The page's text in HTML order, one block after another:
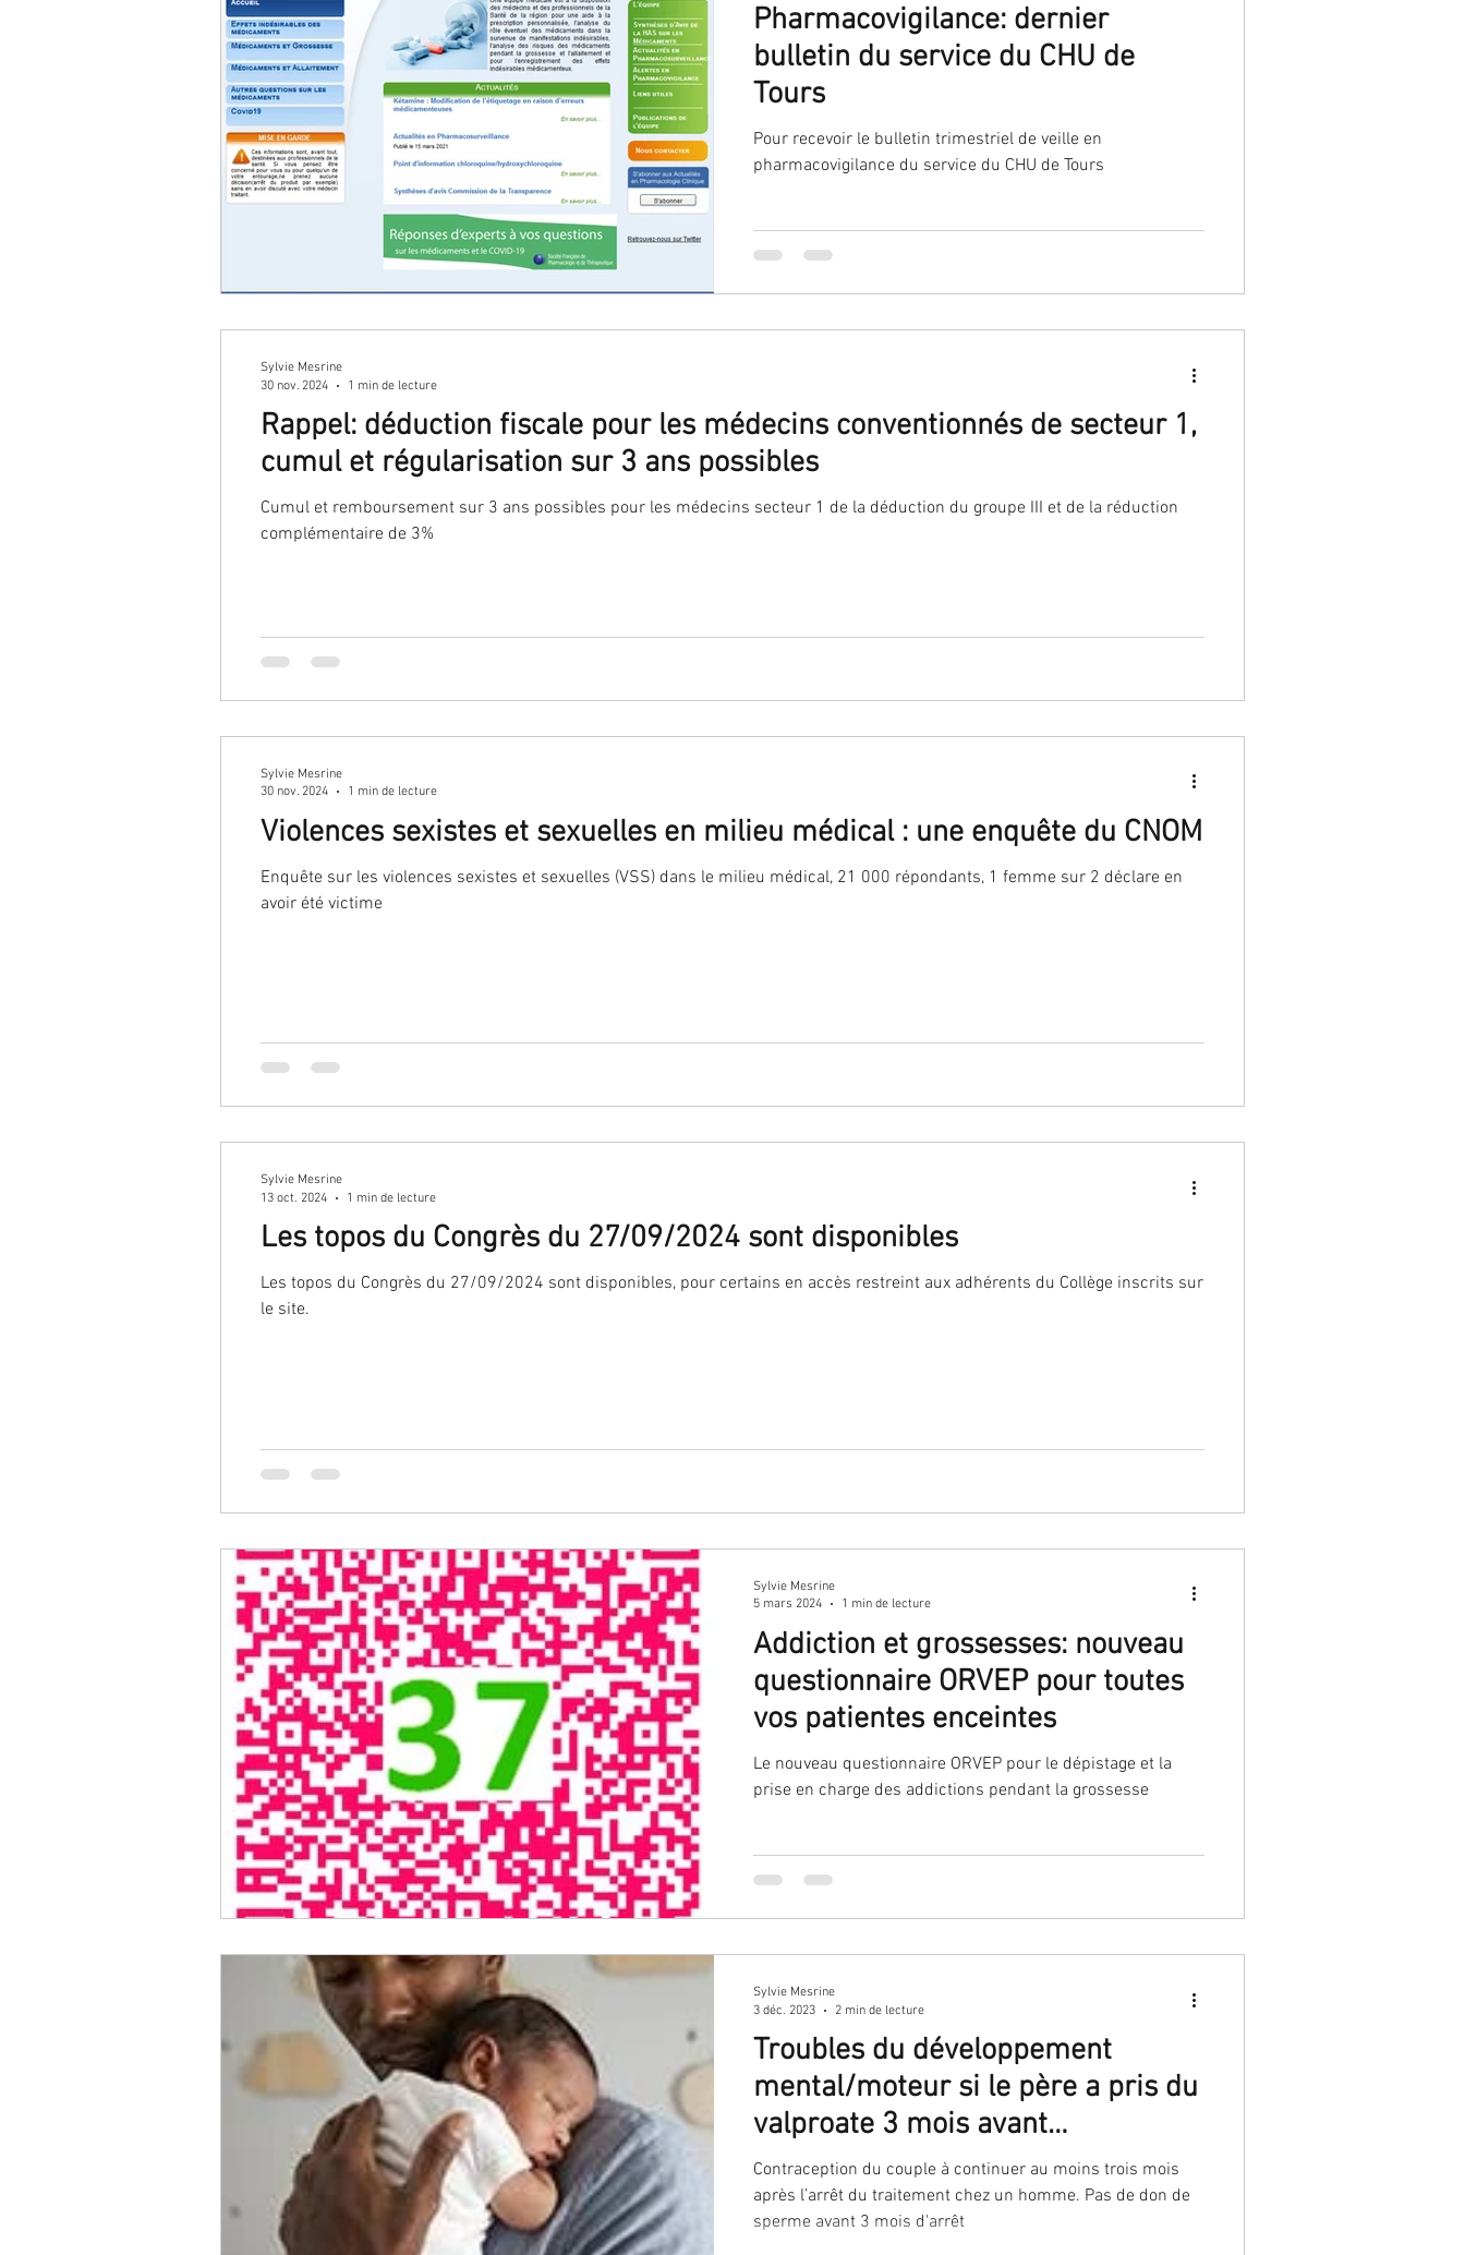
Pharmacovigilance: dernier
bulletin du service du CHU de
Tours
Pour recevoir le bulletin trimestriel de veille en
pharmacovigilance du service du CHU de Tours
Rappel: déduction fiscale pour les médecins conventionnés de secteur 1,
cumul et régularisation sur 3 ans possibles
Cumul et remboursement sur 3 ans possibles pour les médecins secteur 1 de la déduction du groupe III et de la réduction
complémentaire de 3%
Sylvie Mesrine
30 nov. 2024
1 min de lecture
Violences sexistes et sexuelles en milieu médical : une enquête du CNOM
Enquête sur les violences sexistes et sexuelles (VSS) dans le milieu médical, 21 000 répondants, 1 femme sur 2 déclare en
avoir été victime
Sylvie Mesrine
30 nov. 2024
1 min de lecture
Les topos du Congrès du 27/09/2024 sont disponibles
Les topos du Congrès du 27/09/2024 sont disponibles, pour certains en accès restreint aux adhérents du Collège inscrits sur
le site.
Sylvie Mesrine
13 oct. 2024
1 min de lecture
Addiction et grossesses: nouveau
questionnaire ORVEP pour toutes
vos patientes enceintes
Le nouveau questionnaire ORVEP pour le dépistage et la
prise en charge des addictions pendant la grossesse
Sylvie Mesrine
5 mars 2024
1 min de lecture
Troubles du développement
mental/moteur si le père a pris du
valproate 3 mois avant
conception?
Contraception du couple à continuer au moins trois mois
après l’arrêt du traitement chez un homme. Pas de don de
sperme avant 3 mois d'arrêt
Sylvie Mesrine
3 déc. 2023
2 min de lecture